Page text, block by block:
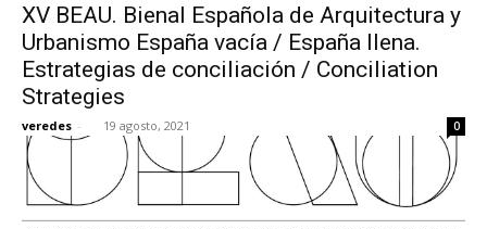
XV BEAU. Bienal Española de Arquitectura y
Urbanismo España vacía / España llena.
Estrategias de conciliación / Conciliation
Strategies
veredes - 19 agosto, 2021 0